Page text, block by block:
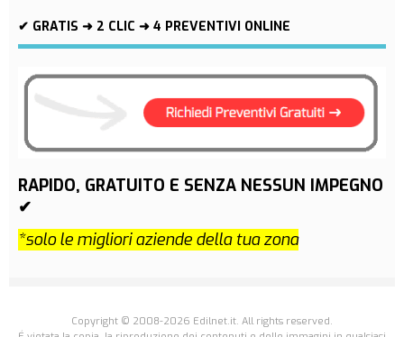
✔ GRATIS ➜ 2 CLIC ➜ 4 PREVENTIVI ONLINE
RAPIDO, GRATUITO E SENZA NESSUN IMPEGNO
✔
*solo le migliori aziende della tua zona
Copyright © 2008-2026 Edilnet.it. All rights reserved.